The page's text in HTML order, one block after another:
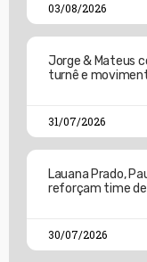
03/08/2026
Jorge & Mateus
turnê e
31/07/2026
Lauana Prado,
reforçam time de
30/07/2026